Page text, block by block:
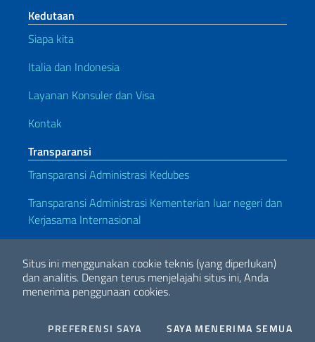
Situs ini menggunakan cookie teknis (yang diperlukan)
dan analitis. Dengan terus menjelajahi situs ini, Anda
menerima penggunaan cookies.
PREFERENSI SAYA COOKIESSAYA MENERIMA SEMUAI
Kedutaan
Siapa kita
Italia dan Indonesia
Layanan Konsuler dan Visa
Kontak
Transparansi
Transparansi Administrasi Kedubes
Transparansi Administrasi Kementerian luar negeri dan
Kerjasama Internasional
Tautan yang bermanfaat
Note legaliPrivacy e cookie policyDichiarazione di Accessibilità
2026 Hak Cipta Kementerian Luar Negeri dan Kerjasama Internasional